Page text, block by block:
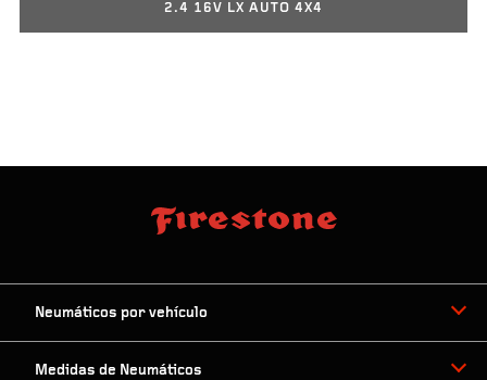
2.4 16V LX AUTO 4X4
Neumáticos por vehículo
Medidas de Neumáticos